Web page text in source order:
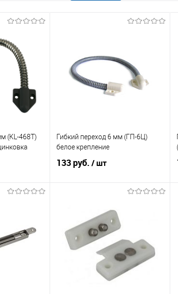
(KL-468T)
К сравнению
6
Гибкий переход 6 мм (ГП-6Ц)
белое крепление
133 руб. / шт
Купить в 1 клик
В избранное
49